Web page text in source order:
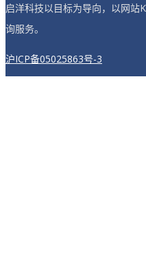
启洋科技以目标为导向，以网站
询服务。
沪ICP备05025863号-3